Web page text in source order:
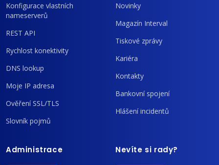
Konfigurace vlastních
nameserverů
REST API
Rychlost konektivity
DNS lookup
Moje IP adresa
Ověření SSL/TLS
Slovník pojmů
Novinky
Magazín Interval
Tiskové zprávy
Kariéra
Kontakty
Bankovní spojení
Hlášení incidentů
Administrace Nevíte si rady?